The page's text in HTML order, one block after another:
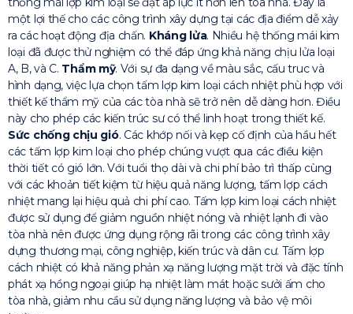
một lợi thế cho các công trình xây dựng tại các địa điểm dễ xảy
ra các hoạt động địa chấn. Kháng lửa. Nhiều hệ thống mái kim
loại đã được thử nghiệm có thể đáp ứng khả năng chịu lửa loại
A, B, và C. Thẩm mỹ. Với sự đa dạng về màu sắc, cấu truc và
hình dạng, việc lựa chọn tấm lợp kim loại cách nhiệt phù hợp với
thiết kế thẩm mỹ của các tòa nhà sẽ trở nên dễ dàng hơn. Điều
này cho phép các kiến trúc sư có thể linh hoạt trong thiết kế.
Sức chống chịu gió. Các khớp nối và kẹp cố định của hầu hết
các tấm lợp kim loại cho phép chúng vượt qua các điều kiện
thời tiết có gió lớn. Với tuổi thọ dài và chi phí bảo trì thấp cùng
với các khoản tiết kiệm từ hiệu quả năng lượng, tấm lợp cách
nhiệt mang lại hiệu quả chi phí cao. Tấm lợp kim loại cách nhiệt
được sử dụng để giảm nguồn nhiệt nóng và nhiệt lạnh đi vào
tòa nhà nên được ứng dụng rộng rãi trong các công trình xây
dựng thương mại, công nghiệp, kiến trúc và dân cư. Tấm lợp
cách nhiệt có khả năng phản xạ năng lượng mặt trời và đặc tính
phát xạ hồng ngoại giúp hạ nhiệt làm mát hoặc sưởi ấm cho
tòa nhà, giảm nhu cầu sử dụng năng lượng và bảo vệ môi